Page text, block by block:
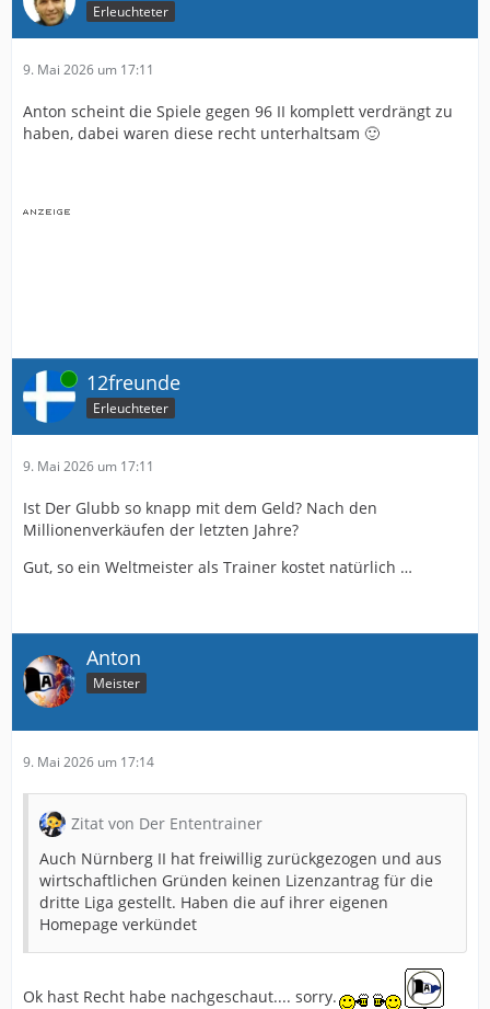
Erleuchteter
9. Mai 2026 um 17:11
Anton scheint die Spiele gegen 96 II komplett verdrängt zu
haben, dabei waren diese recht unterhaltsam 🙂
Online 12freunde
Erleuchteter
9. Mai 2026 um 17:11
Ist Der Glubb so knapp mit dem Geld? Nach den
Millionenverkäufen der letzten Jahre?
Gut, so ein Weltmeister als Trainer kostet natürlich …
Anton
Meister
9. Mai 2026 um 17:14
Zitat von Der Ententrainer
Auch Nürnberg II hat freiwillig zurückgezogen und aus
wirtschaftlichen Gründen keinen Lizenzantrag für die
dritte Liga gestellt. Haben die auf ihrer eigenen
Homepage verkündet
Ok hast Recht habe nachgeschaut.... sorry.